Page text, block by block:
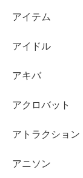
アイテム
アイドル
アキバ
アクロバット
アトラクション
アニソン